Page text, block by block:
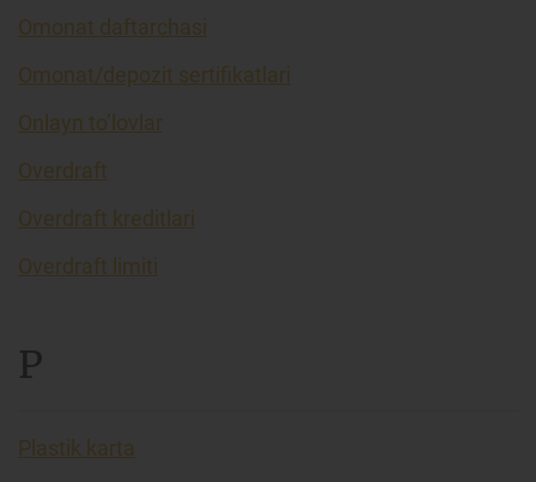
Omonat daftarchasi
Omonat/depozit sertifikatlari
Onlayn to’lovlar
Overdraft
Overdraft kreditlari
Overdraft limiti
P
Plastik karta